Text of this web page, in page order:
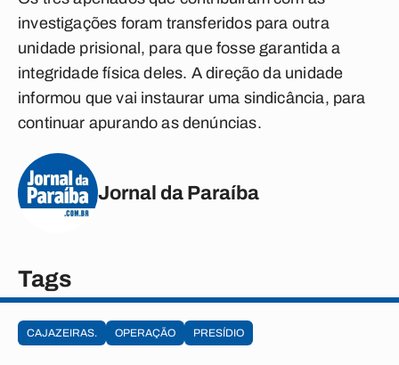
investigações foram transferidos para outra
unidade prisional, para que fosse garantida a
integridade física deles. A direção da unidade
informou que vai instaurar uma sindicância, para
continuar apurando as denúncias.
Jornal da Paraíba
Tags
CAJAZEIRAS. OPERAÇÃO PRESÍDIO